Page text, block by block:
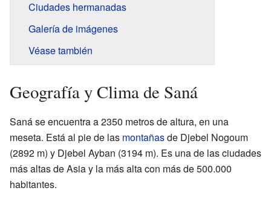
Ciudades hermanadas
Galería de imágenes
Véase también
Geografía y Clima de Saná
Saná se encuentra a 2350 metros de altura, en una
meseta. Está al pie de las montañasde Djebel Nogoum
(2892 m) y Djebel Ayban (3194 m). Es una de las ciudades
más altas de Asia y la más alta con más de 500.000
habitantes.